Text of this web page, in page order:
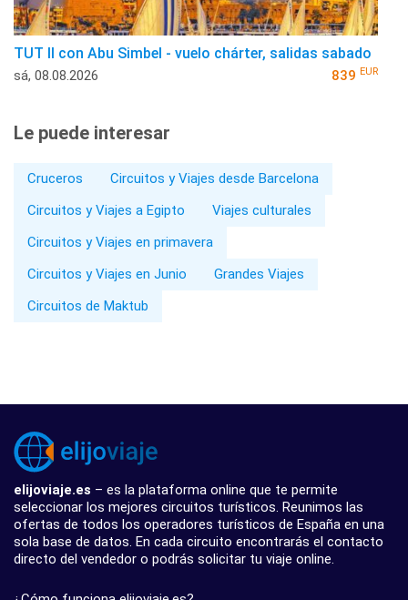
TUT II con Abu Simbel - vuelo chárter, salidas sabado
sá, 08.08.2026 839 EUR
Le puede interesar
Cruceros
Circuitos y Viajes desde Barcelona
Circuitos y Viajes a Egipto
Viajes culturales
Circuitos y Viajes en primavera
Circuitos y Viajes en Junio
Grandes Viajes
Circuitos de Maktub
elijoviaje.es – es la plataforma online que te permite
seleccionar los mejores circuitos turísticos. Reunimos las
ofertas de todos los operadores turísticos de España en una
sola base de datos. En cada circuito encontrarás el contacto
directo del vendedor o podrás solicitar tu viaje online.